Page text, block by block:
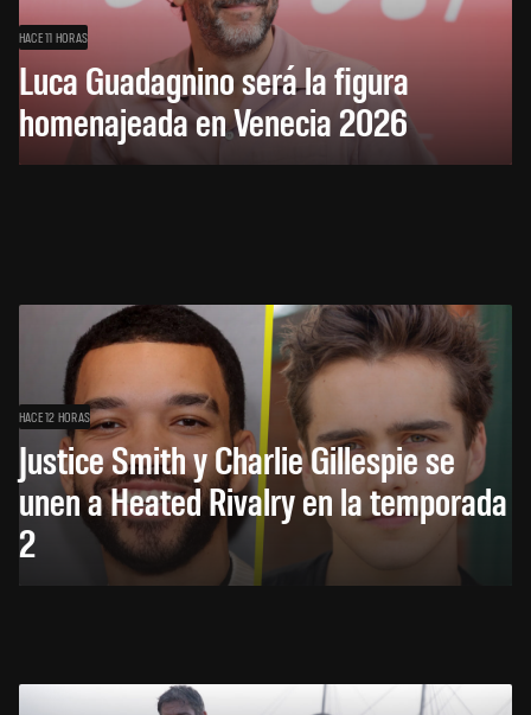
HACE 11 HORAS
Luca Guadagnino será la figura
homenajeada en Venecia 2026
HACE 12 HORAS
Justice Smith y Charlie Gillespie se
unen a Heated Rivalry en la temporada
2